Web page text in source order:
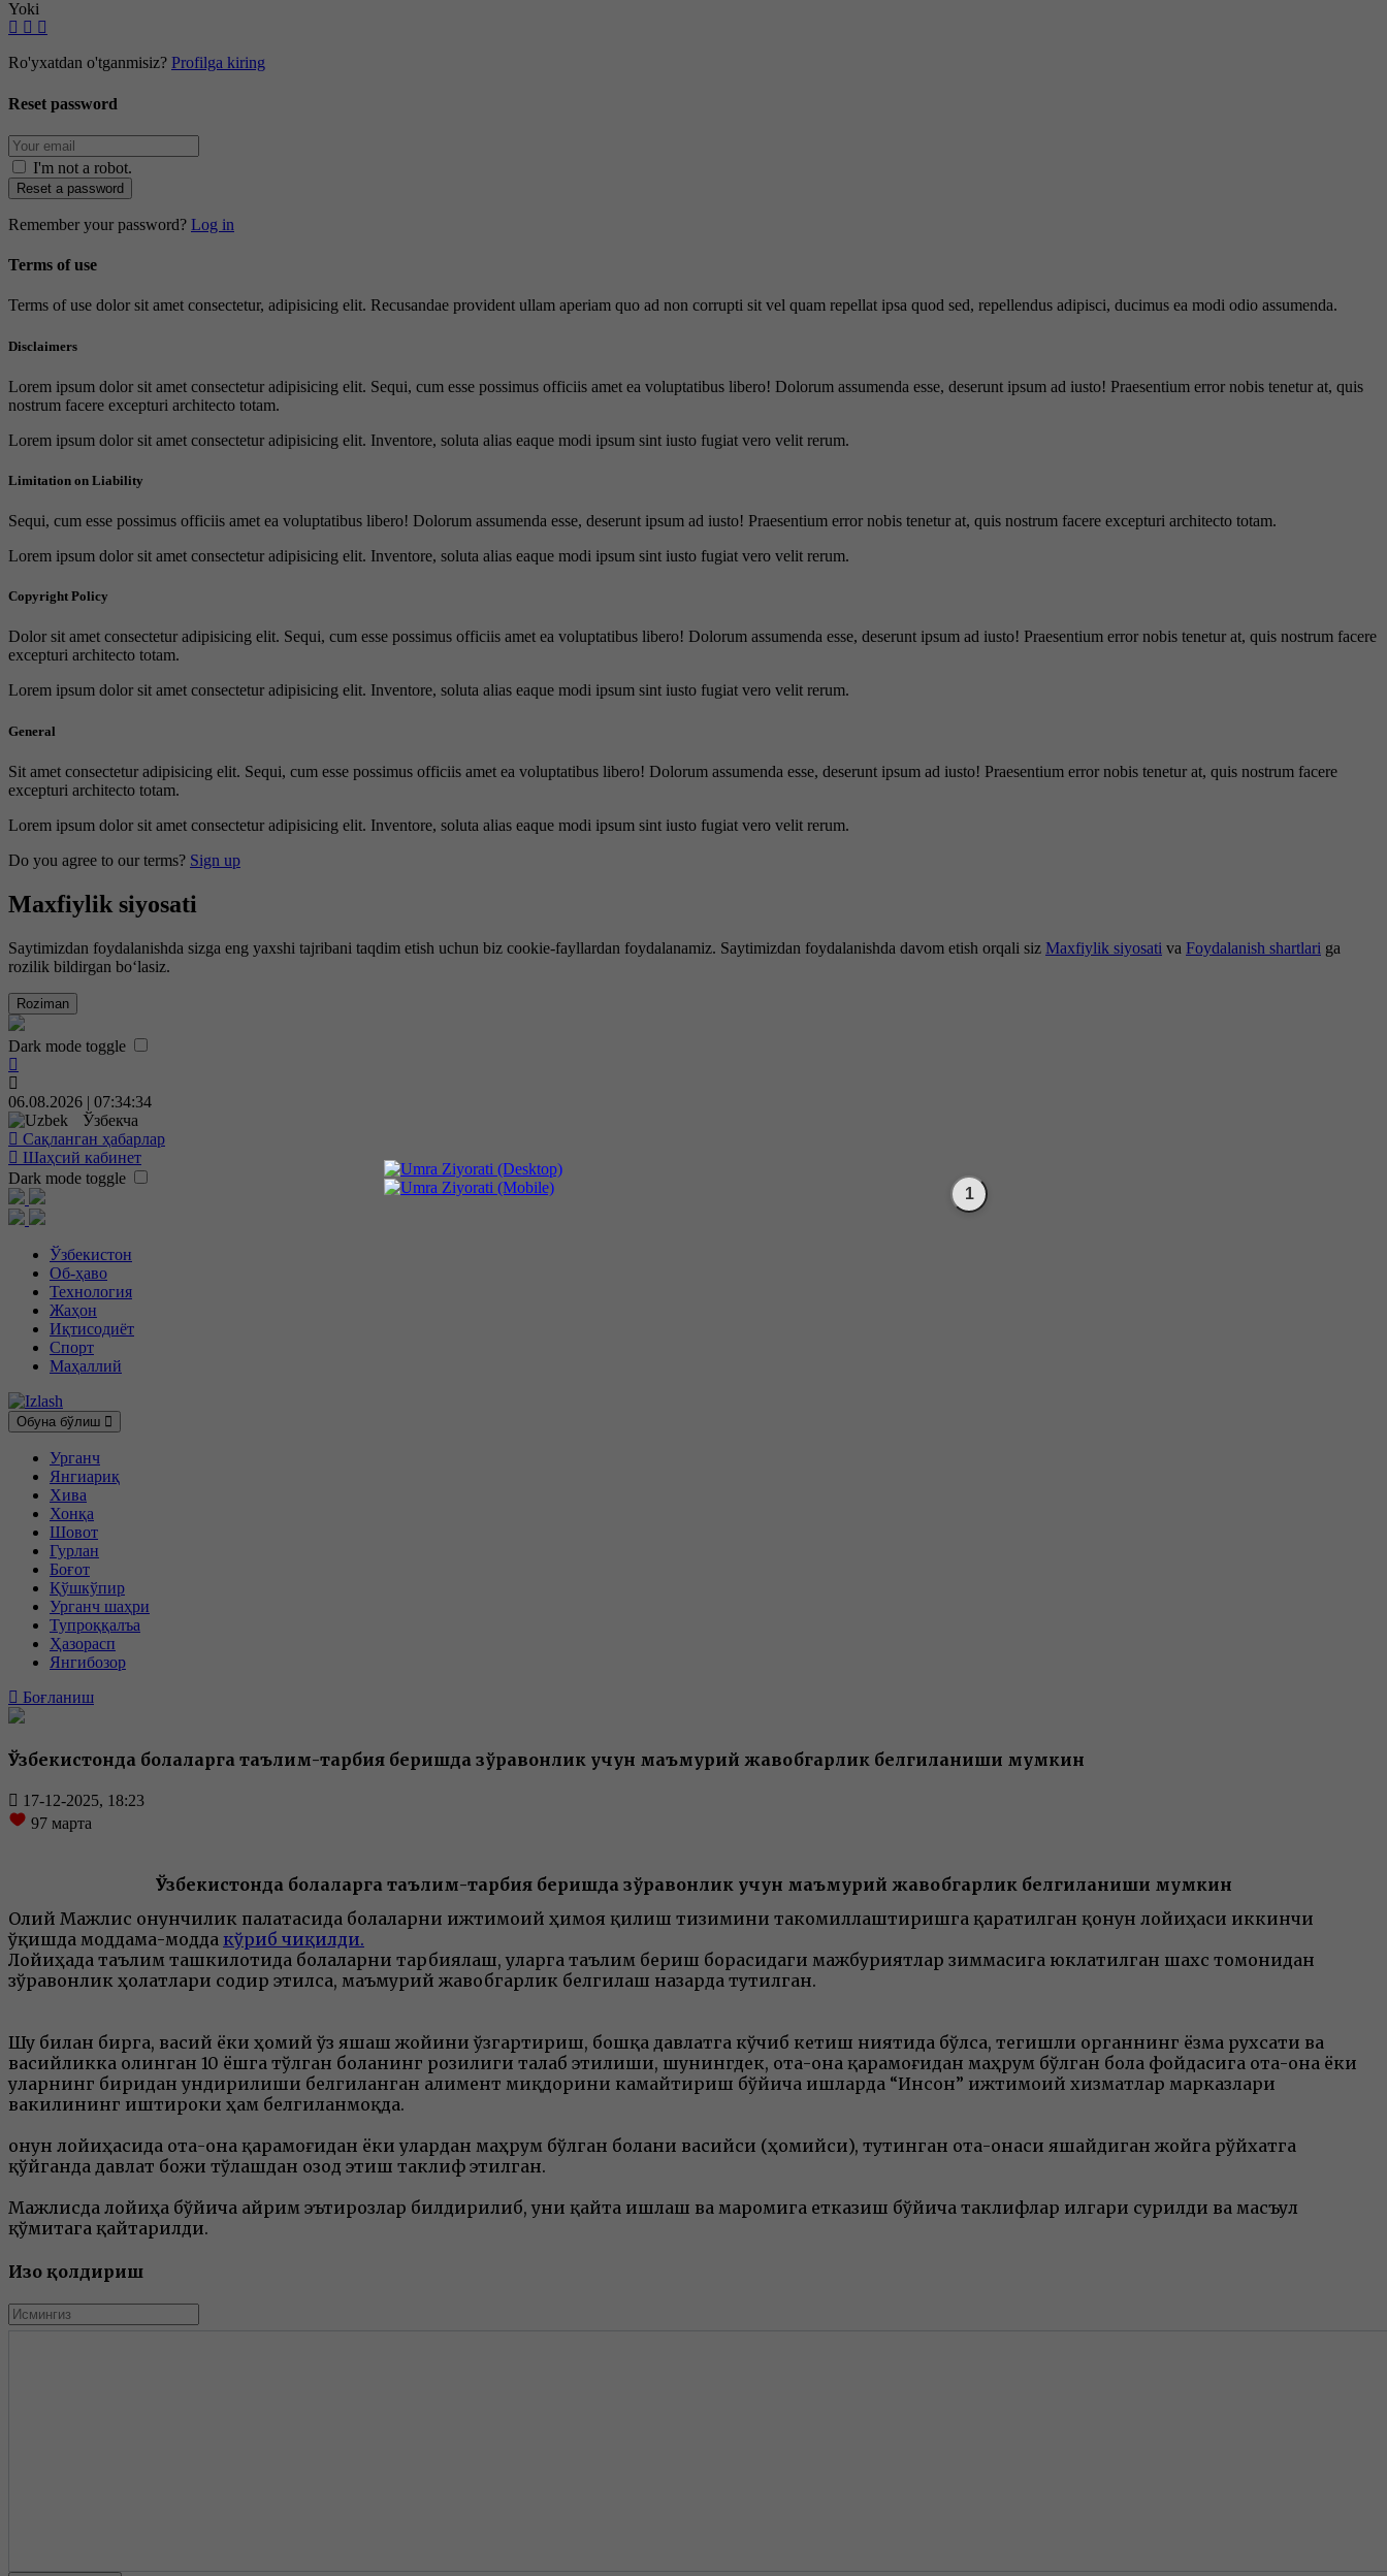
Yoki
Ro'yxatdan o'tganmisiz? Profilga kiring
Reset password
I'm not a robot.
Reset a password
Remember your password? Log in
Terms of use
Terms of use dolor sit amet consectetur, adipisicing elit. Recusandae provident ullam aperiam quo ad non corrupti sit vel quam repellat ipsa quod sed, repellendus adipisci, ducimus ea modi odio assumenda.
Disclaimers
Lorem ipsum dolor sit amet consectetur adipisicing elit. Sequi, cum esse possimus officiis amet ea voluptatibus libero! Dolorum assumenda esse, deserunt ipsum ad iusto! Praesentium error nobis tenetur at, quis
nostrum facere excepturi architecto totam.
Lorem ipsum dolor sit amet consectetur adipisicing elit. Inventore, soluta alias eaque modi ipsum sint iusto fugiat vero velit rerum.
Limitation on Liability
Sequi, cum esse possimus officiis amet ea voluptatibus libero! Dolorum assumenda esse, deserunt ipsum ad iusto! Praesentium error nobis tenetur at, quis nostrum facere excepturi architecto totam.
Lorem ipsum dolor sit amet consectetur adipisicing elit. Inventore, soluta alias eaque modi ipsum sint iusto fugiat vero velit rerum.
Copyright Policy
Dolor sit amet consectetur adipisicing elit. Sequi, cum esse possimus officiis amet ea voluptatibus libero! Dolorum assumenda esse, deserunt ipsum ad iusto! Praesentium error nobis tenetur at, quis nostrum facere
excepturi architecto totam.
Lorem ipsum dolor sit amet consectetur adipisicing elit. Inventore, soluta alias eaque modi ipsum sint iusto fugiat vero velit rerum.
General
Sit amet consectetur adipisicing elit. Sequi, cum esse possimus officiis amet ea voluptatibus libero! Dolorum assumenda esse, deserunt ipsum ad iusto! Praesentium error nobis tenetur at, quis nostrum facere
excepturi architecto totam.
Lorem ipsum dolor sit amet consectetur adipisicing elit. Inventore, soluta alias eaque modi ipsum sint iusto fugiat vero velit rerum.
Do you agree to our terms? Sign up
Maxfiylik siyosati
Saytimizdan foydalanishda sizga eng yaxshi tajribani taqdim etish uchun biz cookie-fayllardan foydalanamiz. Saytimizdan foydalanishda davom etish orqali siz Maxfiylik siyosati va Foydalanish shartlari ga
rozilik bildirgan bo‘lasiz.
Roziman
Dark mode toggle
06.08.2026 | 07:34:35
Ўзбекча
Сақланган ҳабарлар
Шаҳсий кабинет
Dark mode toggle
Ўзбекистон
Об-ҳаво
Технология
Жаҳон
Иқтисодиёт
Спорт
Маҳаллий
Обуна бўлиш
Урганч
Янгиариқ
Хива
Хонқа
Шовот
Гурлан
Боғот
Қўшкўпир
Урганч шаҳри
Тупроққалъа
Ҳазорасп
Янгибозор
Боғланиш
Ўзбекистонда болаларга таълим-тарбия беришда зўравонлик учун маъмурий жавобгарлик белгиланиши мумкин
17-12-2025, 18:23
97 марта
Ўзбекистонда болаларга таълим-тарбия беришда зўравонлик учун маъмурий жавобгарлик белгиланиши мумкин
Олий Мажлис Қонунчилик палатасида болаларни ижтимоий ҳимоя қилиш тизимини такомиллаштиришга қаратилган қонун лойиҳаси иккинчи
ўқишда моддама-модда кўриб чиқилди.
Лойиҳада таълим ташкилотида болаларни тарбиялаш, уларга таълим бериш борасидаги мажбуриятлар зиммасига юклатилган шахс томонидан
зўравонлик ҳолатлари содир этилса, маъмурий жавобгарлик белгилаш назарда тутилган.
Шу билан бирга, васий ёки ҳомий ўз яшаш жойини ўзгартириш, бошқа давлатга кўчиб кетиш ниятида бўлса, тегишли органнинг ёзма рухсати ва
васийликка олинган 10 ёшга тўлган боланинг розилиги талаб этилиши, шунингдек, ота-она қарамоғидан маҳрум бўлган бола фойдасига ота-она ёки
уларнинг биридан ундирилиши белгиланган алимент миқдорини камайтириш бўйича ишларда “Инсон” ижтимоий хизматлар марказлари
вакилининг иштироки ҳам белгиланмоқда.
Қонун лойиҳасида ота-она қарамоғидан ёки улардан маҳрум бўлган болани васийси (ҳомийси), тутинган ота-онаси яшайдиган жойга рўйхатга
қўйганда давлат божи тўлашдан озод этиш таклиф этилган.
Мажлисда лойиҳа бўйича айрим эътирозлар билдирилиб, уни қайта ишлаш ва маромига етказиш бўйича таклифлар илгари сурилди ва масъул
қўмитага қайтарилди.
Изоҳ қолдириш